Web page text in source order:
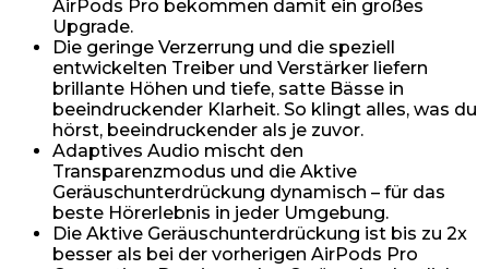
AirPods Pro bekommen damit ein großes
Upgrade.
Die geringe Verzerrung und die speziell
entwickelten Treiber und Verstärker liefern
brillante Höhen und tiefe, satte Bässe in
beeindruckender Klarheit. So klingt alles, was du
hörst, beeindruckender als je zuvor.
Adaptives Audio mischt den
Transparenzmodus und die Aktive
Geräuschunterdrückung dynamisch – für das
beste Hörerlebnis in jeder Umgebung.
Die Aktive Geräuschunterdrückung ist bis zu 2x
besser als bei der vorherigen AirPods Pro